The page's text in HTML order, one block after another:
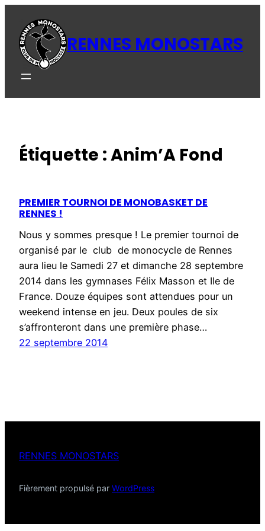
contenu
RENNES MONOSTARS
Étiquette :Anim’A Fond
PREMIER TOURNOI DE MONOBASKET DE
RENNES !
Nous y sommes presque ! Le premier tournoi de
organisé par le club de monocycle de Rennes
aura lieu le Samedi 27 et dimanche 28 septembre
2014 dans les gymnases Félix Masson et Ile de
France. Douze équipes sont attendues pour un
weekend intense en jeu. Deux poules de six
s’affronteront dans une première phase…
22 septembre 2014
RENNES MONOSTARS
Fièrement propulsé par WordPress